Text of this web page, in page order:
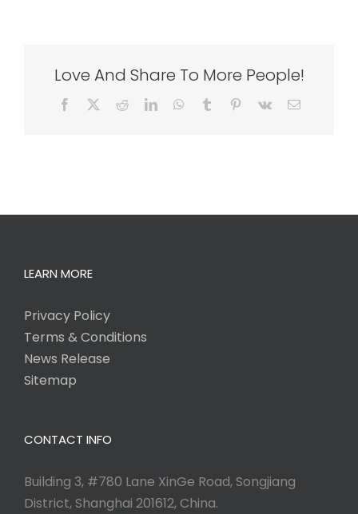
Love And Share To More People!
Facebook RedditLinkedInWhatsApp
Tumblr Pinterest
Vk Email
LEARN MORE
Privacy Policy
Terms & Conditions
News Release
Sitemap
CONTACT INFO
Building 3, #780 Lane XinGe Road, Songjiang
District, Shanghai 201612, China.